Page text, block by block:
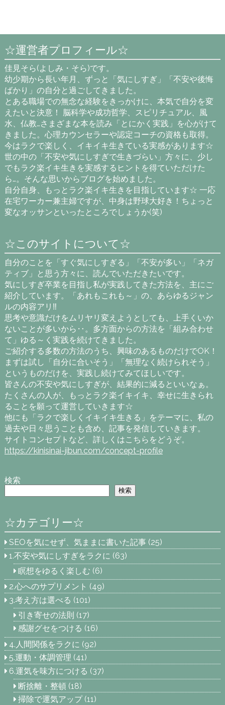
☆運営者プロフィール☆
佳見そら(よしみ・そら)です。
幼少期から長い年月、ずっと「気にしすぎ」「不安や後悔
ばかり」の自分と過ごしてきました。
とある職場での無念な経験をきっかけに、本気で自分を変
えたいと決意！ 脳科学や成功哲学、スピリチュアル、風
水、仏教…さまざまな本を読み「とにかく実践」を心がけて
きました。心理カウンセラーや認定コーチの資格も取得。
今はラクで楽しく、イキイキ生きている実感があります☆
世の中の「不安や気にしすぎで生きづらい」方々に、少し
でもラク楽イキ生きを実感するヒントを得ていただけた
ら…。そんな思いからブログを始めました。
自分自身、もっとラク楽イキ生きを目指しています☆ 一応
在宅ワーカー兼主婦ですが、中身は野球大好き！ちょっと
変なオッサンといったところでしょうか(笑)
☆このサイトについて☆
自分のことを「すぐ気にしすぎる」「不安が多い」「ネガ
ティブ」と思う方々に、読んでいただきたいです。
気にしすぎ卒業を目指し私が実践してきた方法を、主にご
紹介しています。「あれもこれも～」の、あらゆるジャン
ルの内容アリ‼
思考や意識だけをムリヤリ変えようとしても、上手くいか
ないことが多いから‥。多方面からの方法を「組み合わせ
て」ゆる～く実践を続けてきました。
ご紹介する多数の方法のうち、興味のあるものだけでOK！
まずは試し「自分に合いそう」「無理なく続けられそう」
というものだけを、実践し続けてみてほしいです。
皆さんの不安や気にしすぎが、結果的に減るといいなぁ。
たくさんの人が、もっとラク楽イキイキ、幸せに生きられ
ることを願って運営していきます☆
他にも「ラクで楽しくイキイキ生きる」をテーマに、私の
過去や日々思うことも含め、記事を発信していきます。
サイトコンセプトなど、詳しくはこちらをどうぞ。
https://kinisinai-jibun.com/concept-profile
検索
検索
☆カテゴリー☆
SEOを気にせず、気ままに書いた記事 (25)
1.不安や気にしすぎをラクに (63)
瞑想をゆるく楽しむ (6)
2.心へのサプリメント (49)
3.考え方は選べる (101)
引き寄せの法則 (17)
感謝グセをつける (16)
4.人間関係をラクに (92)
5.運動・体調管理 (41)
6.運気を味方につける (37)
断捨離・整頓(18)
掃除で運気アップ(11)